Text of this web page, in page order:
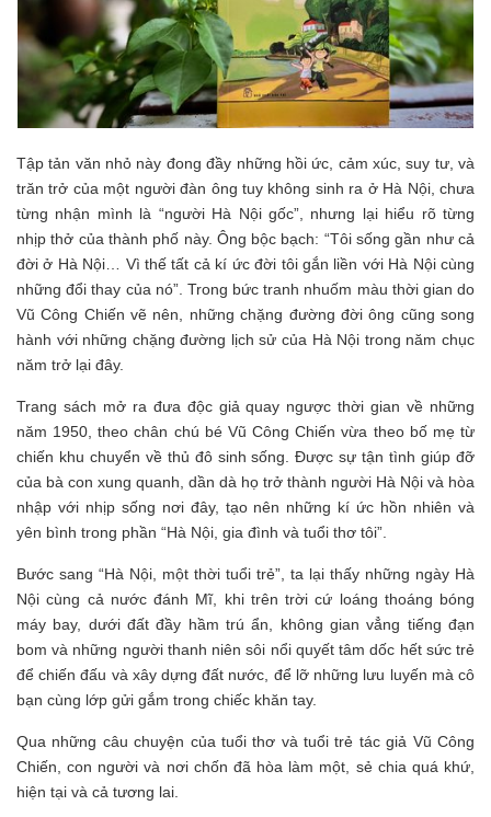
Tập tản văn nhỏ này đong đầy những hồi ức, cảm xúc, suy tư, và
trăn trở của một người đàn ông tuy không sinh ra ở Hà Nội, chưa
từng nhận mình là “người Hà Nội gốc”, nhưng lại hiểu rõ từng
nhịp thở của thành phố này. Ông bộc bạch: “Tôi sống gần như cả
đời ở Hà Nội… Vì thế tất cả kí ức đời tôi gắn liền với Hà Nội cùng
những đổi thay của nó”. Trong bức tranh nhuốm màu thời gian do
Vũ Công Chiến vẽ nên, những chặng đường đời ông cũng song
hành với những chặng đường lịch sử của Hà Nội trong năm chục
năm trở lại đây.
Trang sách mở ra đưa độc giả quay ngược thời gian về những
năm 1950, theo chân chú bé Vũ Công Chiến vừa theo bố mẹ từ
chiến khu chuyển về thủ đô sinh sống. Được sự tận tình giúp đỡ
của bà con xung quanh, dần dà họ trở thành người Hà Nội và hòa
nhập với nhịp sống nơi đây, tạo nên những kí ức hồn nhiên và
yên bình trong phần “Hà Nội, gia đình và tuổi thơ tôi”.
Bước sang “Hà Nội, một thời tuổi trẻ”, ta lại thấy những ngày Hà
Nội cùng cả nước đánh Mĩ, khi trên trời cứ loáng thoáng bóng
máy bay, dưới đất đầy hầm trú ẩn, không gian vẳng tiếng đạn
bom và những người thanh niên sôi nổi quyết tâm dốc hết sức trẻ
để chiến đấu và xây dựng đất nước, để lỡ những lưu luyến mà cô
bạn cùng lớp gửi gắm trong chiếc khăn tay.
Qua những câu chuyện của tuổi thơ và tuổi trẻ tác giả Vũ Công
Chiến, con người và nơi chốn đã hòa làm một, sẻ chia quá khứ,
hiện tại và cả tương lai.